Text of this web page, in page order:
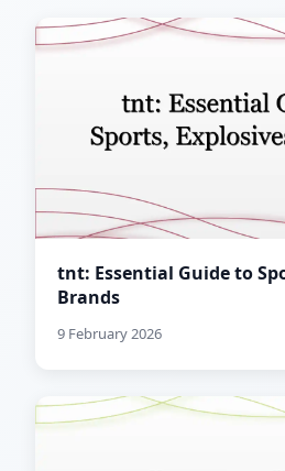
tnt: Essential Guide to
Brands
9 February 2026